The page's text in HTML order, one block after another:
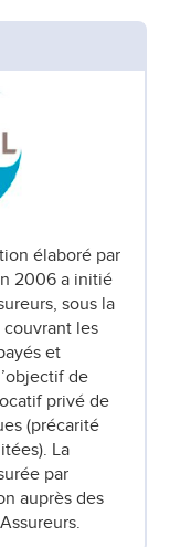
élaboré par
2006 a initié
sous la
les
et
de
privé de
(précarité
La
par
auprès des